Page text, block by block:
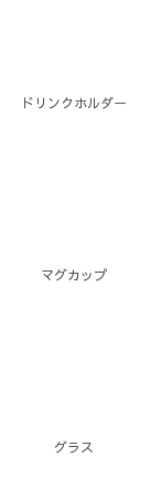
ドリンクホルダー
マグカップ
グラス